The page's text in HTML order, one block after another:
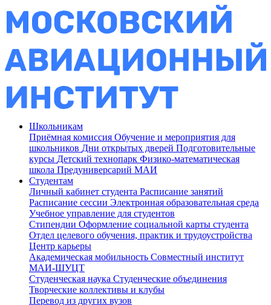
Школьникам
Приёмная комиссия Обучение и мероприятия для
школьников Дни открытых дверей Подготовительные
курсы Детский технопарк Физико-математическая
школа Предуниверсарий МАИ
Студентам
Личный кабинет студента Расписание занятий
Расписание сессии Электронная образовательная среда
Учебное управление для студентов
Стипендии Оформление социальной карты студента
Отдел целевого обучения, практик и трудоустройства
Центр карьеры
Академическая мобильность Совместный институт
МАИ-ШУЦТ
Студенческая наука Студенческие объединения
Творческие коллективы и клубы
Перевод из других вузов